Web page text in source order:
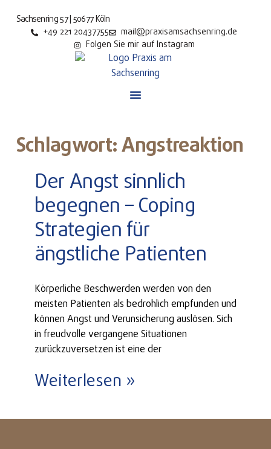
Sachsenring 57 | 50677 Köln
+49 221 20437755
mail@praxisamsachsenring.de
Folgen Sie mir auf Instagram
Schlagwort: Angstreaktion
Der Angst sinnlich
begegnen – Coping
Strategien für
ängstliche Patienten
Körperliche Beschwerden werden von den
meisten Patienten als bedrohlich empfunden und
können Angst und Verunsicherung auslösen. Sich
in freudvolle vergangene Situationen
zurückzuversetzen ist eine der
Weiterlesen »